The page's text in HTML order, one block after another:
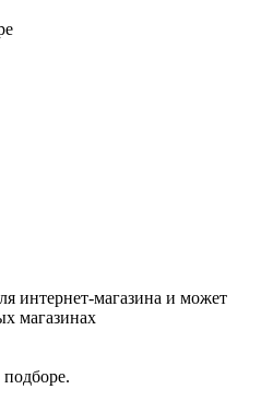
интернет-магазина и может
магазинах